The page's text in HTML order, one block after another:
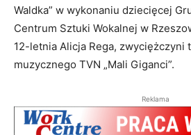
Waldka” w wykonaniu dziecięcej
Centrum Sztuki Wokalnej w
12-letnia Alicja Rega,
muzycznego TVN „Mali Giganci”.
Reklama